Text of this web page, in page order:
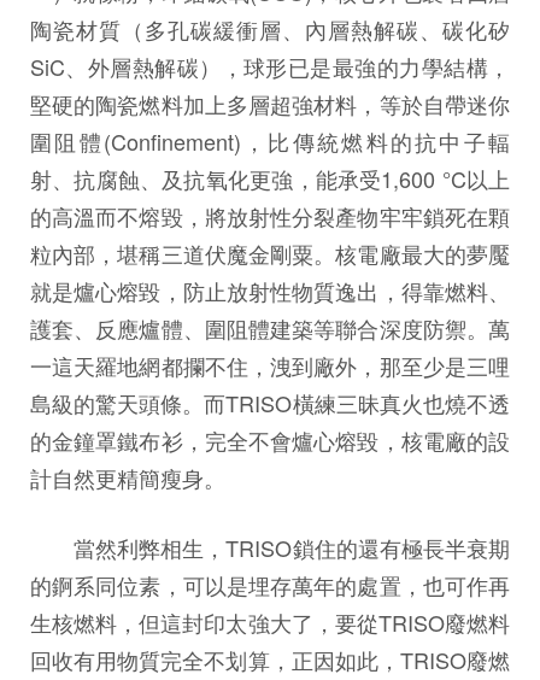
陶瓷材質（多孔碳緩衝層、內層熱解碳、碳化矽
SiC、外層熱解碳），球形已是最強的力學結構，
堅硬的陶瓷燃料加上多層超強材料，等於自帶迷你
圍阻體(Confinement)，比傳統燃料的抗中子輻
射、抗腐蝕、及抗氧化更強，能承受1,600 °C以上
的高溫而不熔毀，將放射性分裂產物牢牢鎖死在顆
粒內部，堪稱三道伏魔金剛粟。核電廠最大的夢魘
就是爐心熔毀，防止放射性物質逸出，得靠燃料、
護套、反應爐體、圍阻體建築等聯合深度防禦。萬
一這天羅地網都攔不住，洩到廠外，那至少是三哩
島級的驚天頭條。而TRISO橫練三昧真火也燒不透
的金鐘罩鐵布衫，完全不會爐心熔毀，核電廠的設
計自然更精簡瘦身。
當然利弊相生，TRISO鎖住的還有極長半衰期
的錒系同位素，可以是埋存萬年的處置，也可作再
生核燃料，但這封印太強大了，要從TRISO廢燃料
回收有用物質完全不划算，正因如此，TRISO廢燃